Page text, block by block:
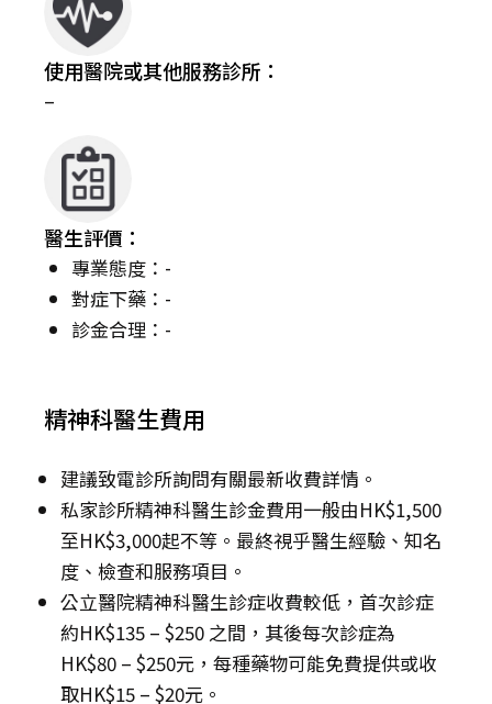
使用醫院或其他服務診所：
–
醫生評價：
專業態度：-
對症下藥：-
診金合理：-
精神科醫生費用
建議致電診所詢問有關最新收費詳情。
私家診所精神科醫生診金費用一般由HK$1,500
至HK$3,000起不等。最終視乎醫生經驗、知名
度、檢查和服務項目。
公立醫院精神科醫生診症收費較低，首次診症
約HK$135 – $250 之間，其後每次診症為
HK$80 – $250元，每種藥物可能免費提供或收
取HK$15 – $20元。